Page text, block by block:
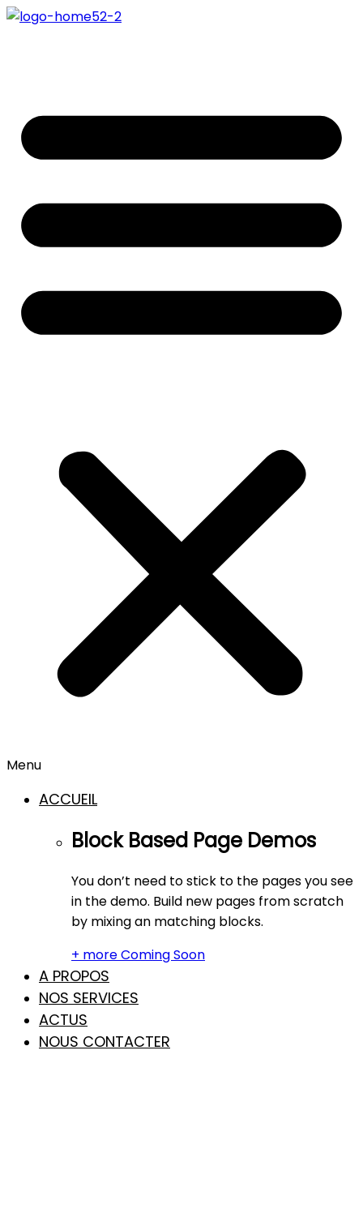
Menu
ACCUEIL
Block Based Page Demos
You don’t need to stick to the pages you see
in the demo. Build new pages from scratch
by mixing an matching blocks.
+ more Coming Soon
A PROPOS
NOS SERVICES
ACTUS
NOUS CONTACTER